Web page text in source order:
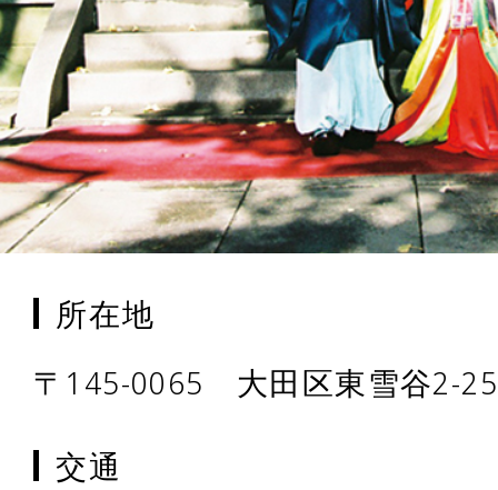
所在地
〒145-0065 大田区東雪谷2-
交通